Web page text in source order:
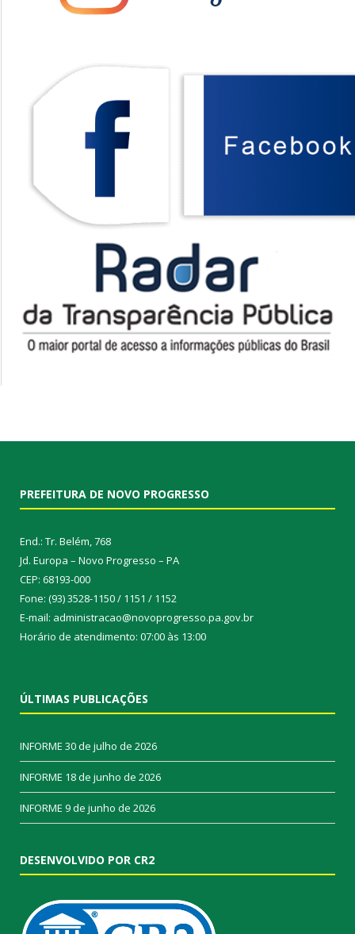
PREFEITURA DE NOVO PROGRESSO
End.: Tr. Belém, 768
Jd. Europa – Novo Progresso – PA
CEP: 68193-000
Fone: (93) 3528-1150 / 1151 / 1152
E-mail: administracao@novoprogresso.pa.gov.br
Horário de atendimento: 07:00 às 13:00
ÚLTIMAS PUBLICAÇÕES
INFORME 30 de julho de 2026
INFORME 18 de junho de 2026
INFORME 9 de junho de 2026
DESENVOLVIDO POR CR2